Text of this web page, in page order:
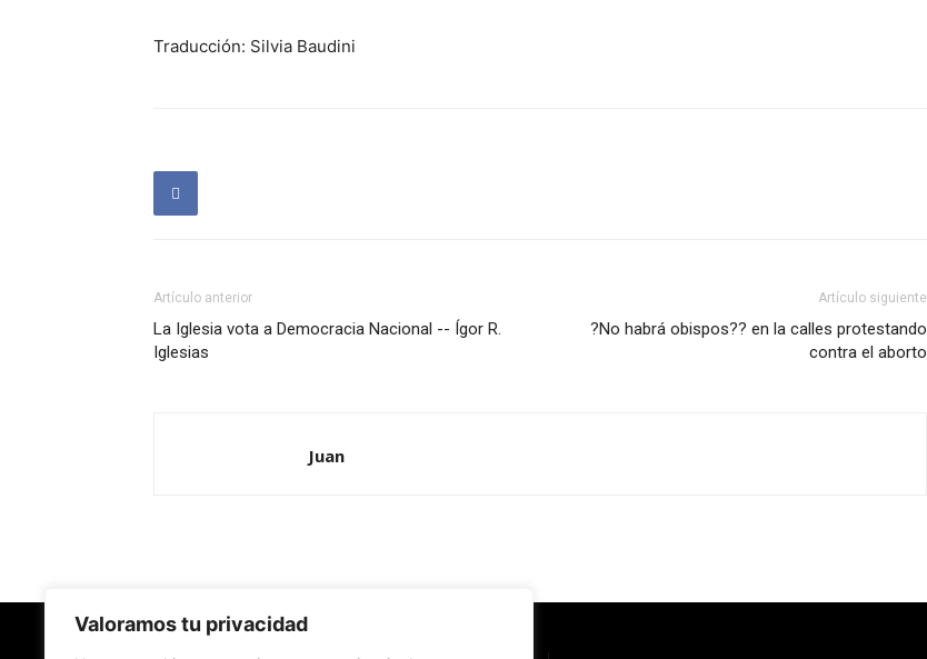
Valoramos tu privacidad
Traducción: Silvia Baudini
Artículo anterior
La Iglesia vota a Democracia Nacional -- Ígor R.
Iglesias
Artículo siguiente
?No habrá obispos?? en la calles protestando
contra el aborto
Juan